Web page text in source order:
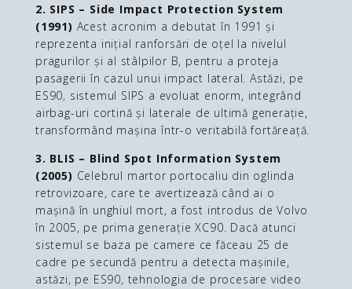
2. SIPS – Side Impact Protection System
(1991) Acest acronim a debutat în 1991 și
reprezenta inițial ranforsări de oțel la nivelul
pragurilor și al stâlpilor B, pentru a proteja
pasagerii în cazul unui impact lateral. Astăzi, pe
ES90, sistemul SIPS a evoluat enorm, integrând
airbag-uri cortină și laterale de ultimă generație,
transformând mașina într-o veritabilă fortăreață.
3. BLIS – Blind Spot Information System
(2005) Celebrul martor portocaliu din oglinda
retrovizoare, care te avertizează când ai o
mașină în unghiul mort, a fost introdus de Volvo
în 2005, pe prima generație XC90. Dacă atunci
sistemul se baza pe camere ce făceau 25 de
cadre pe secundă pentru a detecta mașinile,
astăzi, pe ES90, tehnologia de procesare video